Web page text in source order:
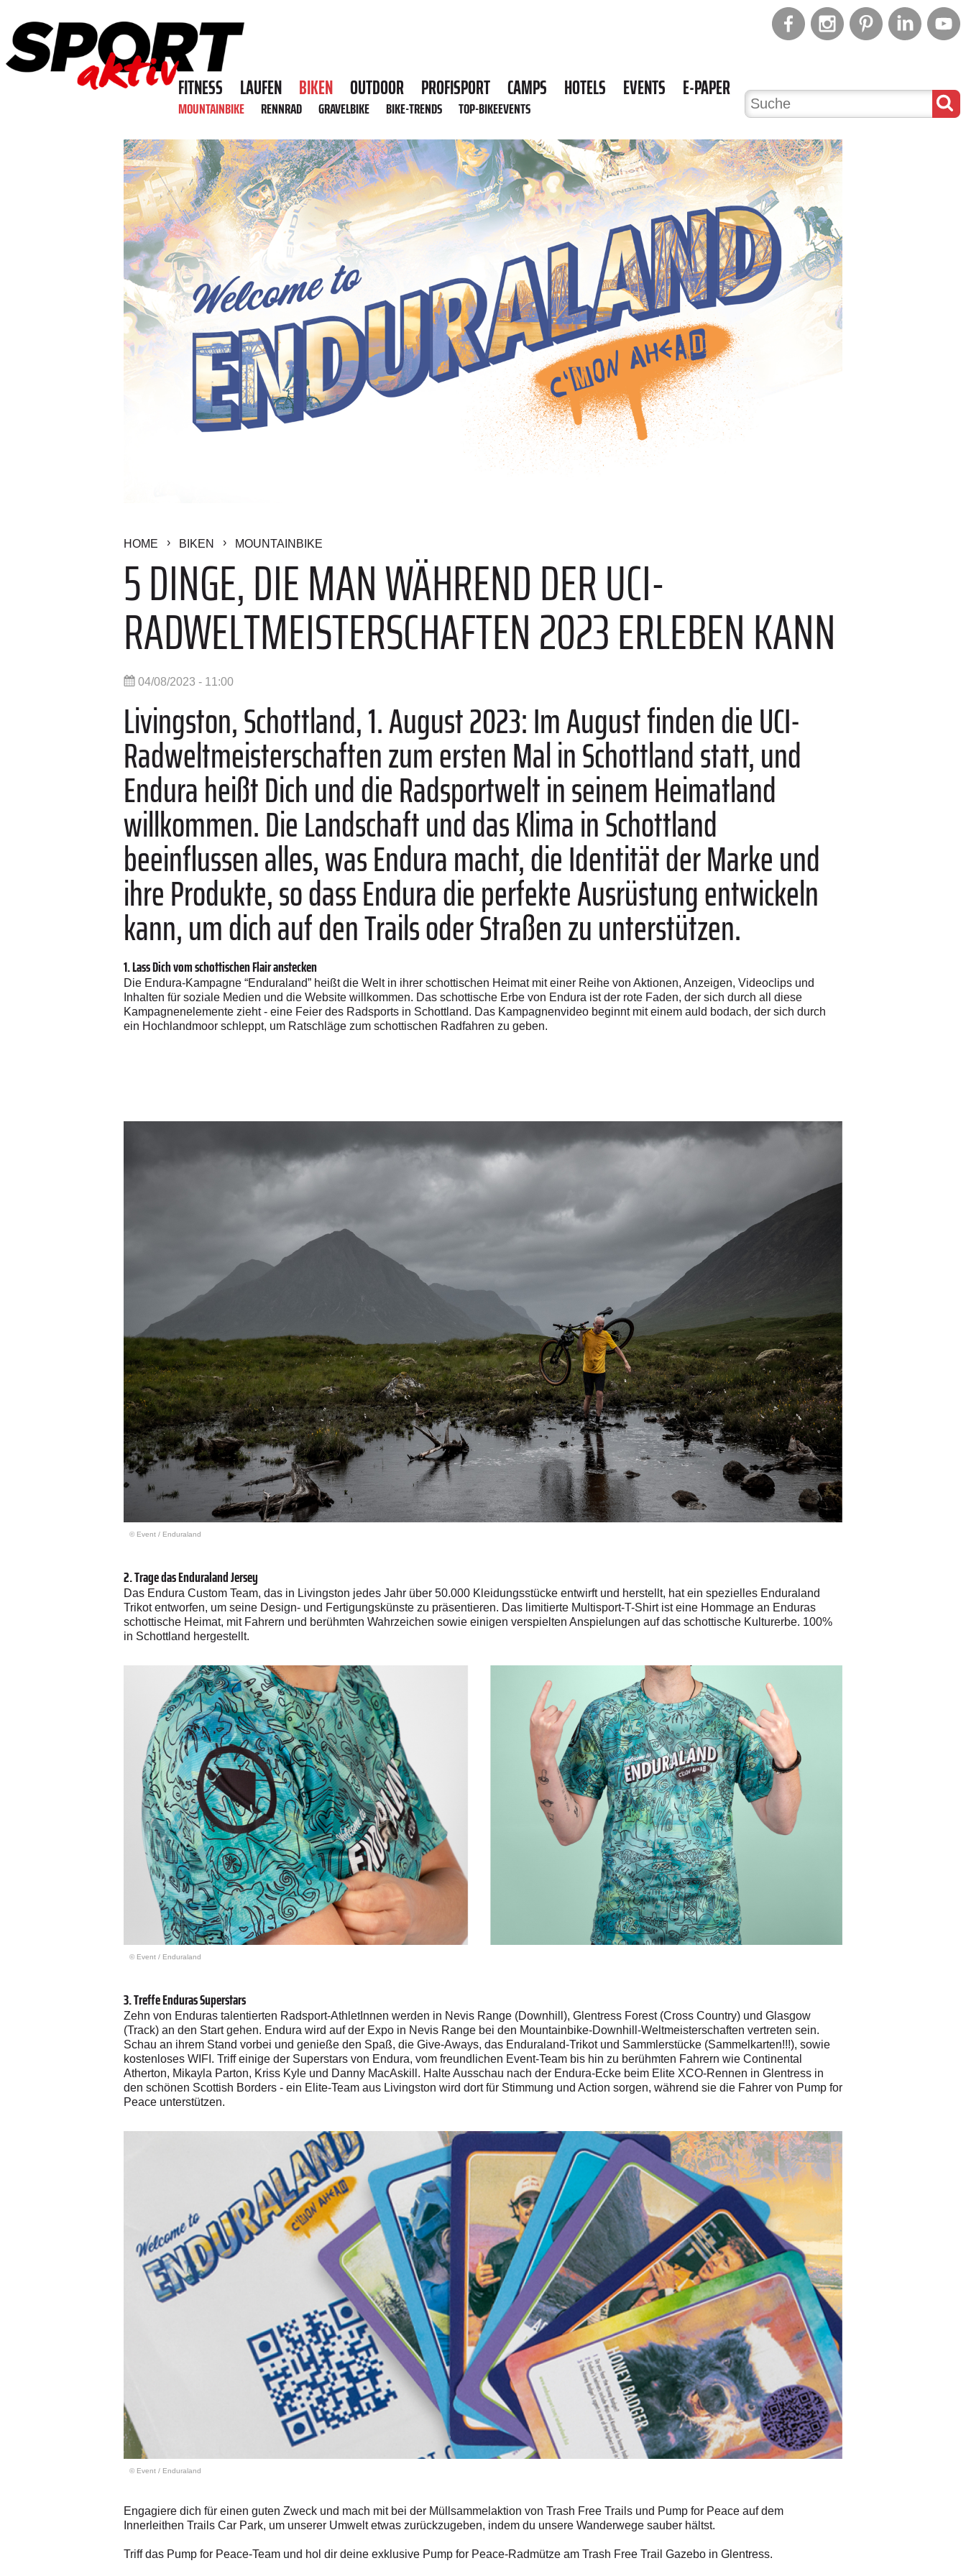
FITNESS LAUFEN BIKEN OUTDOOR PROFISPORT CAMPS HOTELS EVENTS E-PAPER
MOUNTAINBIKE RENNRAD GRAVELBIKE BIKE-TRENDS TOP-BIKEEVENTS
HOME BIKEN MOUNTAINBIKE
5 DINGE, DIE MAN WÄHREND DER UCI-
RADWELTMEISTERSCHAFTEN 2023 ERLEBEN KANN
04/08/2023 - 11:00
Livingston, Schottland, 1. August 2023: Im August finden die UCI-
Radweltmeisterschaften zum ersten Mal in Schottland statt, und
Endura heißt Dich und die Radsportwelt in seinem Heimatland
willkommen. Die Landschaft und das Klima in Schottland
beeinflussen alles, was Endura macht, die Identität der Marke und
ihre Produkte, so dass Endura die perfekte Ausrüstung entwickeln
kann, um dich auf den Trails oder Straßen zu unterstützen.
1. Lass Dich vom schottischen Flair anstecken
Die Endura-Kampagne “Enduraland” heißt die Welt in ihrer schottischen Heimat mit einer Reihe von Aktionen, Anzeigen, Videoclips und
Inhalten für soziale Medien und die Website willkommen. Das schottische Erbe von Endura ist der rote Faden, der sich durch all diese
Kampagnenelemente zieht - eine Feier des Radsports in Schottland. Das Kampagnenvideo beginnt mit einem auld bodach, der sich durch
ein Hochlandmoor schleppt, um Ratschläge zum schottischen Radfahren zu geben.
© Event / Enduraland
2. Trage das Enduraland Jersey
Das Endura Custom Team, das in Livingston jedes Jahr über 50.000 Kleidungsstücke entwirft und herstellt, hat ein spezielles Enduraland
Trikot entworfen, um seine Design- und Fertigungskünste zu präsentieren. Das limitierte Multisport-T-Shirt ist eine Hommage an Enduras
schottische Heimat, mit Fahrern und berühmten Wahrzeichen sowie einigen verspielten Anspielungen auf das schottische Kulturerbe. 100%
in Schottland hergestellt.
© Event / Enduraland
3. Treffe Enduras Superstars
Zehn von Enduras talentierten Radsport-AthletInnen werden in Nevis Range (Downhill), Glentress Forest (Cross Country) und Glasgow
(Track) an den Start gehen. Endura wird auf der Expo in Nevis Range bei den Mountainbike-Downhill-Weltmeisterschaften vertreten sein.
Schau an ihrem Stand vorbei und genieße den Spaß, die Give-Aways, das Enduraland-Trikot und Sammlerstücke (Sammelkarten!!!), sowie
kostenloses WIFI. Triff einige der Superstars von Endura, vom freundlichen Event-Team bis hin zu berühmten Fahrern wie Continental
Atherton, Mikayla Parton, Kriss Kyle und Danny MacAskill. Halte Ausschau nach der Endura-Ecke beim Elite XCO-Rennen in Glentress in
den schönen Scottish Borders - ein Elite-Team aus Livingston wird dort für Stimmung und Action sorgen, während sie die Fahrer von Pump for
Peace unterstützen.
© Event / Enduraland
Engagiere dich für einen guten Zweck und mach mit bei der Müllsammelaktion von Trash Free Trails und Pump for Peace auf dem
Innerleithen Trails Car Park, um unserer Umwelt etwas zurückzugeben, indem du unsere Wanderwege sauber hältst.
Triff das Pump for Peace-Team und hol dir deine exklusive Pump for Peace-Radmütze am Trash Free Trail Gazebo in Glentress.